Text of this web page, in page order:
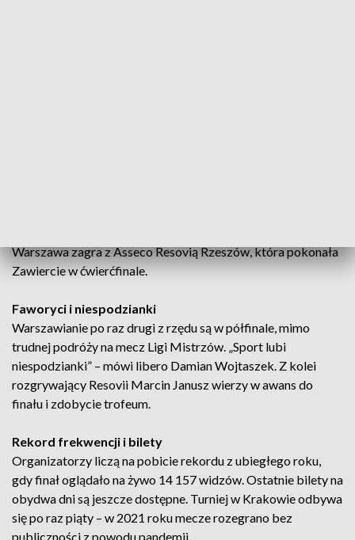
Warszawa zagra z Asseco Resovią Rzeszów, która pokonała
Zawiercie w ćwierćfinale.
Faworyci i niespodzianki
Warszawianie po raz drugi z rzędu są w półfinale, mimo
trudnej podróży na mecz Ligi Mistrzów. „Sport lubi
niespodzianki” – mówi libero Damian Wojtaszek. Z kolei
rozgrywający Resovii Marcin Janusz wierzy w awans do
finału i zdobycie trofeum.
Rekord frekwencji i bilety
Organizatorzy liczą na pobicie rekordu z ubiegłego roku,
gdy finał oglądało na żywo 14 157 widzów. Ostatnie bilety na
obydwa dni są jeszcze dostępne. Turniej w Krakowie odbywa
się po raz piąty – w 2021 roku mecze rozegrano bez
publiczności z powodu pandemii.